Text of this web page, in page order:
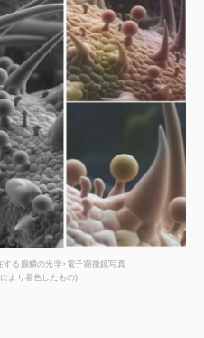
る腺鱗の光学・電子顕微鏡写真
より着色したもの)